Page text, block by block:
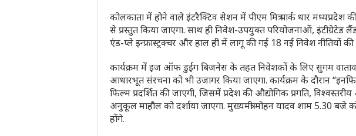
कोलकाता में होने वाले इंटरैक्टिव सेशन में पीएम मित्र पार्क धार
से प्रस्तुत किया जाएगा. साथ ही निवेश-उपयुक्त परियोजनाओं, इंटीग्रेटेड
एंड-प्ले इन्फ्रास्ट्रक्चर और हाल ही में लागू की गई 18 नई निवेश नीतियों
कार्यक्रम में इज ऑफ डुईंग बिजनेस के तहत निवेशकों के लिए सुगम
आधारभूत संरचना को भी उजागर किया जाएगा. कार्यक्रम के दौरान
फिल्म प्रदर्शित की जाएगी, जिसमें प्रदेश की औद्योगिक प्रगति,
अनुकूल माहौल को दर्शाया जाएगा. मुख्यमंत्री मोहन यादव शाम 5.30 बजे
होंगे.